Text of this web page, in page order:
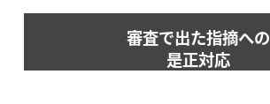
審査で出た指摘への
是正対応